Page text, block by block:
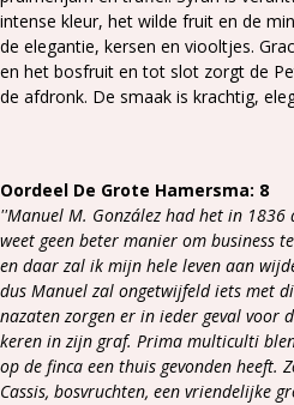
intense kleur, het wilde fruit en de
de elegantie, kersen en viooltjes.
en het bosfruit en tot slot zorgt de
de afdronk. De smaak is krachtig,
Oordeel De Grote Hamersma: 8
''Manuel M. González had het in
weet geen beter manier om business
en daar zal ik mijn hele leven aan
dus Manuel zal ongetwijfeld iets met
nazaten zorgen er in ieder geval voor
keren in zijn graf. Prima multiculti
op de finca een thuis gevonden heeft.
Cassis, bosvruchten, een vriendelijke